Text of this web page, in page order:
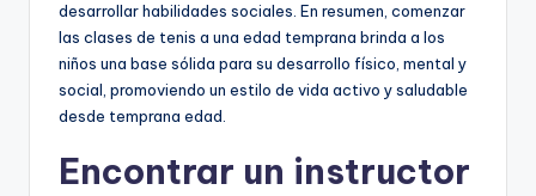
desarrollar habilidades sociales. En resumen, comenzar
las clases de tenis a una edad temprana brinda a los
niños una base sólida para su desarrollo físico, mental y
social, promoviendo un estilo de vida activo y saludable
desde temprana edad.
Encontrar un instructor